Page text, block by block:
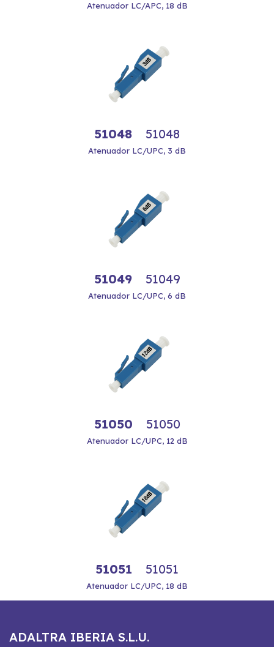
Atenuador LC/APC, 18 dB
51048 51048
Atenuador LC/UPC, 3 dB
51049 51049
Atenuador LC/UPC, 6 dB
51050 51050
Atenuador LC/UPC, 12 dB
51051 51051
Atenuador LC/UPC, 18 dB
ADALTRA IBERIA S.L.U.